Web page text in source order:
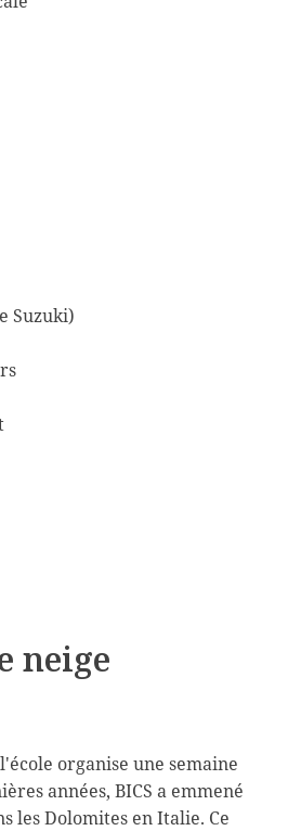
Suzuki)
neige
organise une semaine
années, BICS a emmené
les Dolomites en Italie. Ce